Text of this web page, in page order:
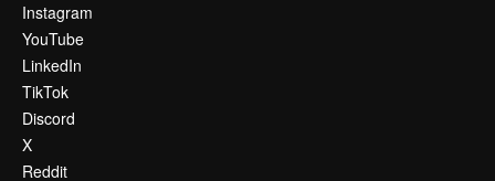
Instagram
YouTube
LinkedIn
TikTok
Discord
X
Reddit